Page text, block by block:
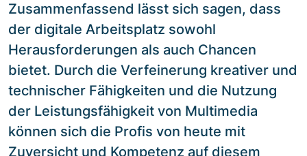
Zusammenfassend lässt sich sagen, dass
der digitale Arbeitsplatz sowohl
Herausforderungen als auch Chancen
bietet. Durch die Verfeinerung kreativer und
technischer Fähigkeiten und die Nutzung
der Leistungsfähigkeit von Multimedia
können sich die Profis von heute mit
Zuversicht und Kompetenz auf diesem